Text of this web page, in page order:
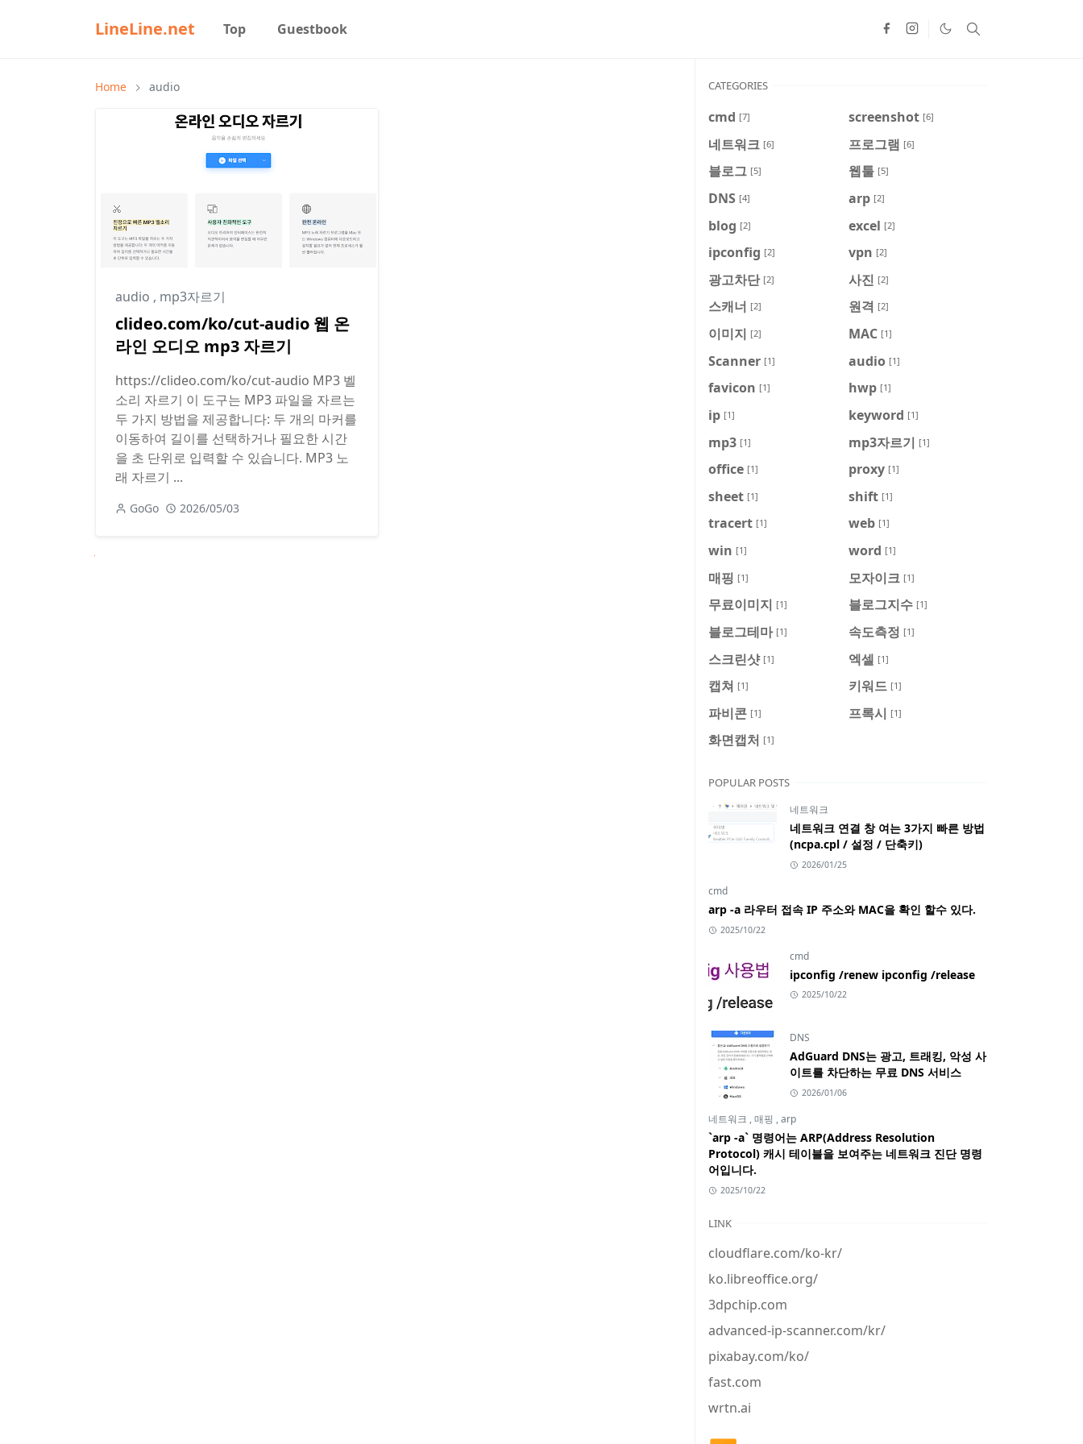
LineLine.net Top Guestbook
Home audio
audio , mp3자르기
clideo.com/ko/cut-audio 웹 온
라인 오디오 mp3 자르기
https://clideo.com/ko/cut-audio MP3 벨
소리 자르기 이 도구는 MP3 파일을 자르는
두 가지 방법을 제공합니다: 두 개의 마커를
이동하여 길이를 선택하거나 필요한 시간
을 초 단위로 입력할 수 있습니다. MP3 노
래 자르기 ...
GoGo 2026/05/03
CATEGORIES
cmd [7] screenshot [6]
네트워크 [6] 프로그램 [6]
블로그 [5] 웹툴 [5]
DNS [4] arp [2]
blog [2] excel [2]
ipconfig [2] vpn [2]
광고차단 [2] 사진 [2]
스캐너 [2] 원격 [2]
이미지 [2] MAC [1]
Scanner [1] audio [1]
favicon [1] hwp [1]
ip [1] keyword [1]
mp3 [1] mp3자르기 [1]
office [1] proxy [1]
sheet [1] shift [1]
tracert [1] web [1]
win [1] word [1]
매핑 [1] 모자이크 [1]
무료이미지 [1] 블로그지수 [1]
블로그테마 [1] 속도측정 [1]
스크린샷 [1] 엑셀 [1]
캡쳐 [1] 키워드 [1]
파비콘 [1] 프록시 [1]
화면캡처 [1]
POPULAR POSTS
네트워크
네트워크 연결 창 여는 3가지 빠른 방법
(ncpa.cpl / 설정 / 단축키)
2026/01/25
cmd
arp -a 라우터 접속 IP 주소와 MAC을 확인 할수 있다.
2025/10/22
cmd
ipconfig /renew ipconfig /release
2025/10/22
DNS
AdGuard DNS는 광고, 트래킹, 악성 사
이트를 차단하는 무료 DNS 서비스
2026/01/06
네트워크 ,매핑 ,arp
`arp -a` 명령어는 ARP(Address Resolution
Protocol) 캐시 테이블을 보여주는 네트워크 진단 명령
어입니다.
2025/10/22
LINK
cloudflare.com/ko-kr/
ko.libreoffice.org/
3dpchip.com
advanced-ip-scanner.com/kr/
pixabay.com/ko/
fast.com
wrtn.ai